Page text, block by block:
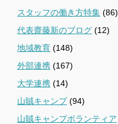
スタッフの働き方特集 (86)
代表齋藤新のブログ (12)
地域教育 (148)
外部連携 (167)
大学連携 (14)
山賊キャンプ(94)
山賊キャンプボランティア